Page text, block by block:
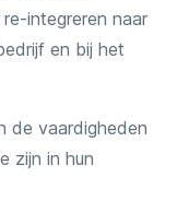
integreren naar
en bij het
de vaardigheden
zijn in hun